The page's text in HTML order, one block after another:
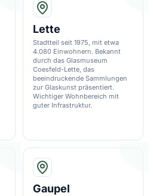
Lette
Stadtteil seit 1975, mit etwa
4.080 Einwohnern. Bekannt
durch das Glasmuseum
Coesfeld-Lette, das
beeindruckende Sammlungen
zur Glaskunst präsentiert.
Wichtiger Wohnbereich mit
guter Infrastruktur.
Gaupel